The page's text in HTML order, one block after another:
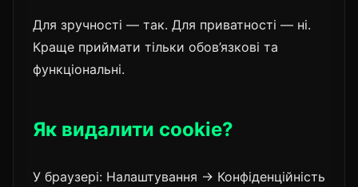
Для зручності — так. Для приватності — ні.
Краще приймати тільки обов’язкові та
функціональні.
Як видалити cookie?
У браузері: Налаштування → Конфіденційність